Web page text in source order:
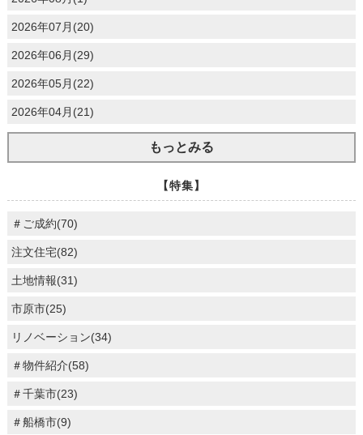
2026年07月(20)
2026年06月(29)
2026年05月(22)
2026年04月(21)
もっとみる
【特集】
＃ご成約(70)
注文住宅(82)
土地情報(31)
市原市(25)
リノベーション(34)
＃物件紹介(58)
＃千葉市(23)
＃船橋市(9)